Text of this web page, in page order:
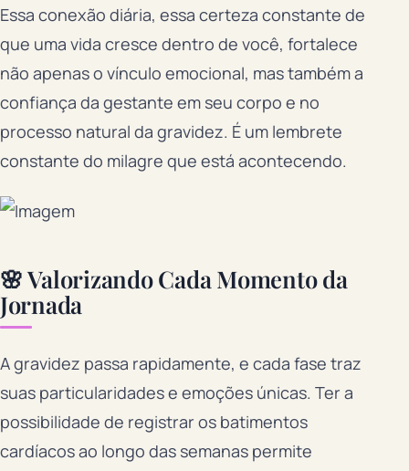
Essa conexão diária, essa certeza constante de
que uma vida cresce dentro de você, fortalece
não apenas o vínculo emocional, mas também a
confiança da gestante em seu corpo e no
processo natural da gravidez. É um lembrete
constante do milagre que está acontecendo.
🌸 Valorizando Cada Momento da
Jornada
A gravidez passa rapidamente, e cada fase traz
suas particularidades e emoções únicas. Ter a
possibilidade de registrar os batimentos
cardíacos ao longo das semanas permite